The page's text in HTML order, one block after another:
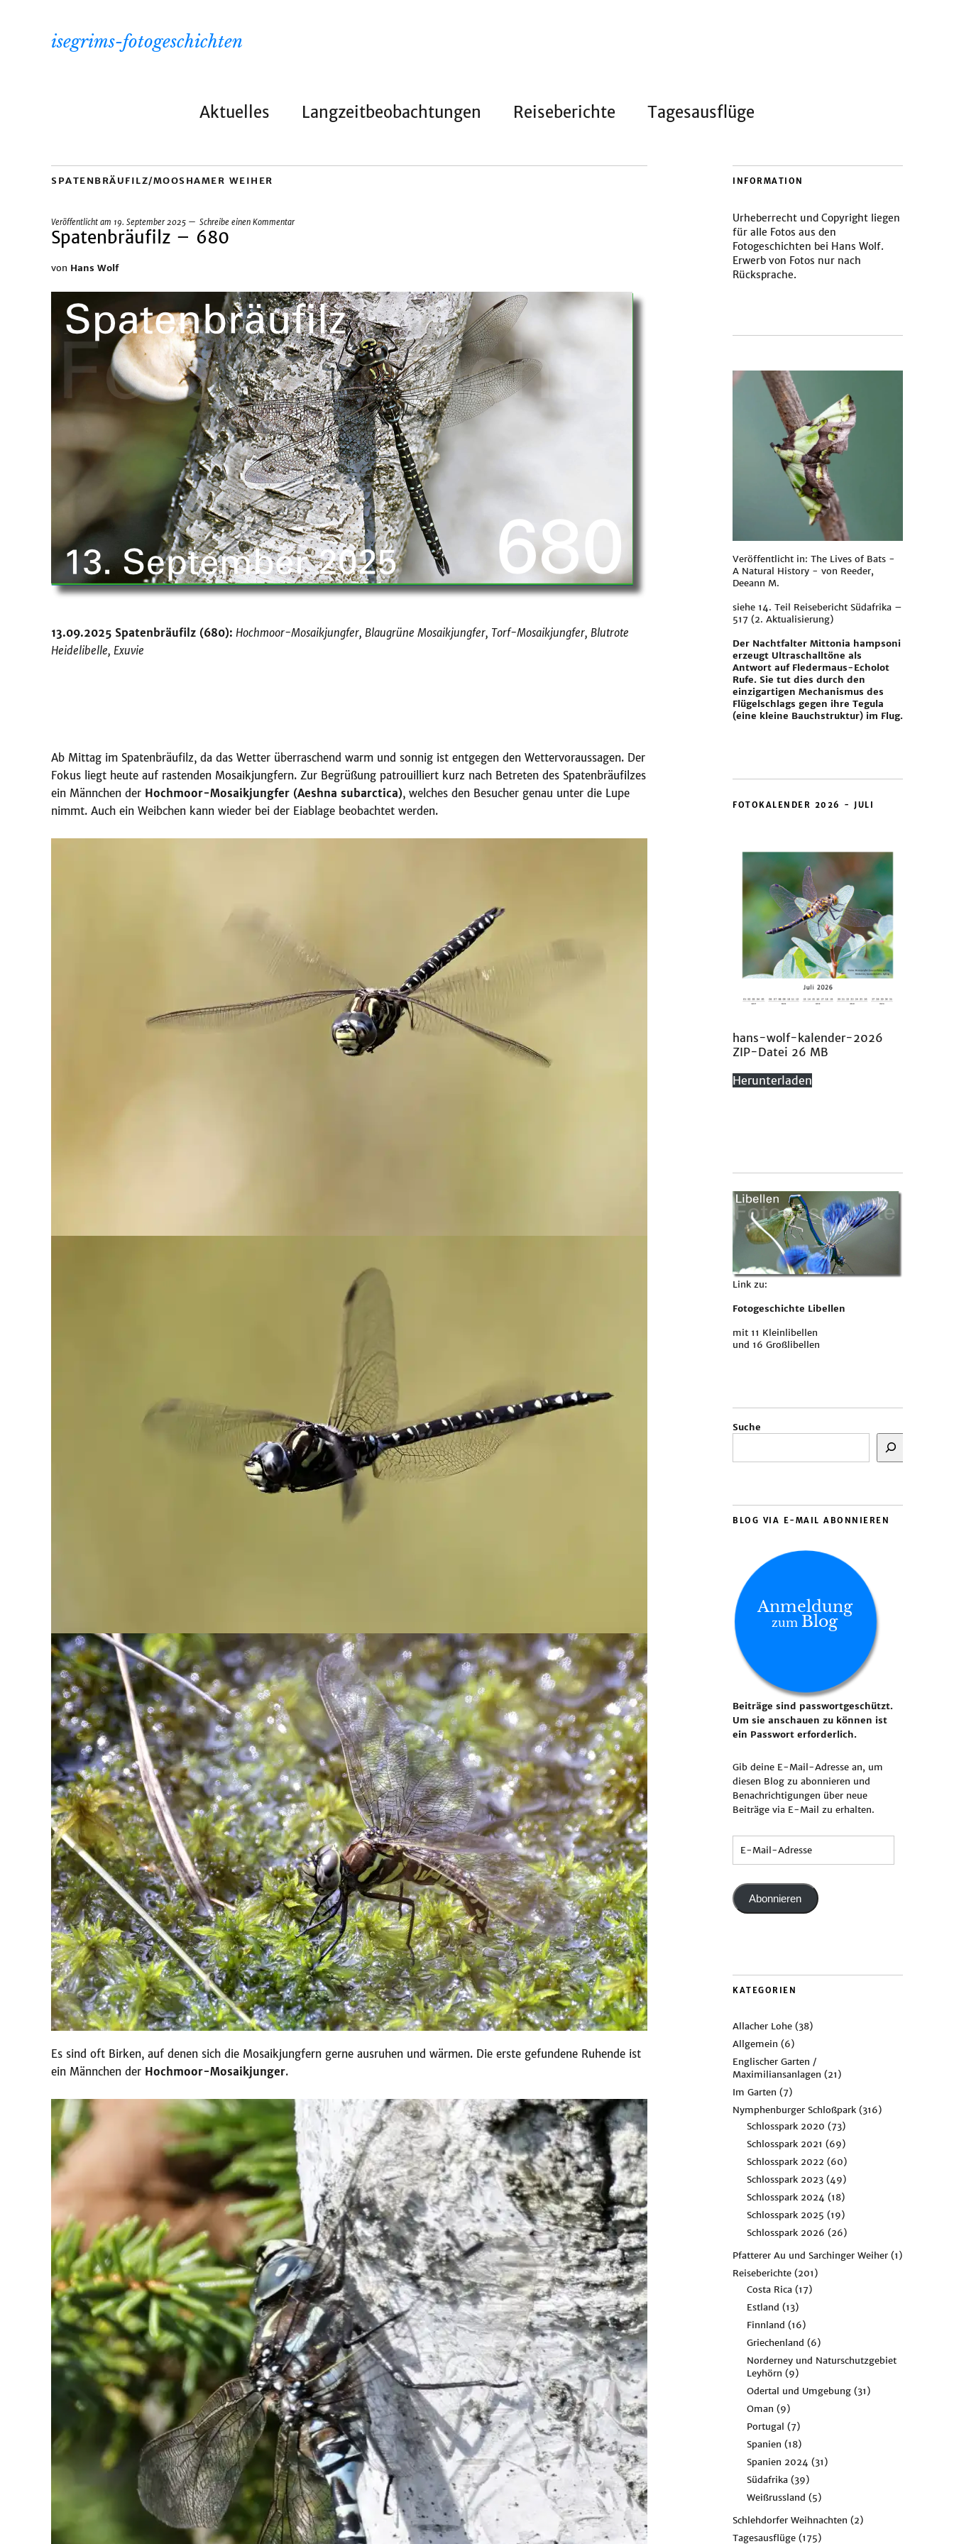
isegrims-fotogeschichten
Aktuelles Langzeitbeobachtungen Reiseberichte Tagesausflüge
SPATENBRÄUFILZ/MOOSHAMER WEIHER
Veröffentlicht am 19. September 2025 Schreibe einen Kommentar
Spatenbräufilz – 680
von Hans Wolf
13.09.2025 Spatenbräufilz (680): Hochmoor-Mosaikjungfer, Blaugrüne Mosaikjungfer, Torf-Mosaikjungfer, Blutrote
Heidelibelle, Exuvie
Ab Mittag im Spatenbräufilz, da das Wetter überraschend warm und sonnig ist entgegen den Wettervoraussagen. Der
Fokus liegt heute auf rastenden Mosaikjungfern. Zur Begrüßung patrouilliert kurz nach Betreten des Spatenbräufilzes
ein Männchen der Hochmoor-Mosaikjungfer (Aeshna subarctica), welches den Besucher genau unter die Lupe
nimmt. Auch ein Weibchen kann wieder bei der Eiablage beobachtet werden.
Es sind oft Birken, auf denen sich die Mosaikjungfern gerne ausruhen und wärmen. Die erste gefundene Ruhende ist
ein Männchen der Hochmoor-Mosaikjunger.
INFORMATION
Urheberrecht und Copyright liegen
für alle Fotos aus den
Fotogeschichten bei Hans Wolf.
Erwerb von Fotos nur nach
Rücksprache.
Veröffentlicht in: The Lives of Bats -
A Natural History - von Reeder,
Deeann M.
siehe 14. Teil Reisebericht Südafrika –
517 (2. Aktualisierung)
Der Nachtfalter Mittonia hampsoni
erzeugt Ultraschalltöne als
Antwort auf Fledermaus-Echolot
Rufe. Sie tut dies durch den
einzigartigen Mechanismus des
Flügelschlags gegen ihre Tegula
(eine kleine Bauchstruktur) im Flug.
FOTOKALENDER 2026 - JULI
hans-wolf-kalender-2026
ZIP-Datei 26 MB
Herunterladen
Link zu:
Fotogeschichte Libellen
mit 11 Kleinlibellen
und 16 Großlibellen
Suche
BLOG VIA E-MAIL ABONNIEREN
Anmeldung
zum Blog
Beiträge sind passwortgeschützt.
Um sie anschauen zu können ist
ein Passwort erforderlich.
Gib deine E-Mail-Adresse an, um
diesen Blog zu abonnieren und
Benachrichtigungen über neue
Beiträge via E-Mail zu erhalten.
Abonnieren
KATEGORIEN
Allacher Lohe (38)
Allgemein (6)
Englischer Garten /
Maximiliansanlagen (21)
Im Garten (7)
Nymphenburger Schloßpark (316)
Schlosspark 2020 (73)
Schlosspark 2021 (69)
Schlosspark 2022 (60)
Schlosspark 2023 (49)
Schlosspark 2024 (18)
Schlosspark 2025 (19)
Schlosspark 2026 (26)
Pfatterer Au und Sarchinger Weiher (1)
Reiseberichte (201)
Costa Rica (17)
Estland (13)
Finnland (16)
Griechenland (6)
Norderney und Naturschutzgebiet
Leyhörn (9)
Odertal und Umgebung (31)
Oman (9)
Portugal (7)
Spanien (18)
Spanien 2024 (31)
Südafrika (39)
Weißrussland (5)
Schlehdorfer Weihnachten (2)
Tagesausflüge (175)